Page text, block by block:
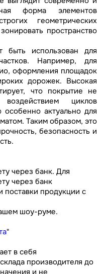
форма элементов
геометрических
пространство
быть использован для
Например, для
оформления площадок
дорожек. Высокая
что покрытие не
циклов
особенно актуально для
Таким образом, это
безопасность и
через банк. Для
через банк
поставки продукции с
шоу-руме.
"
в себя
производителя до